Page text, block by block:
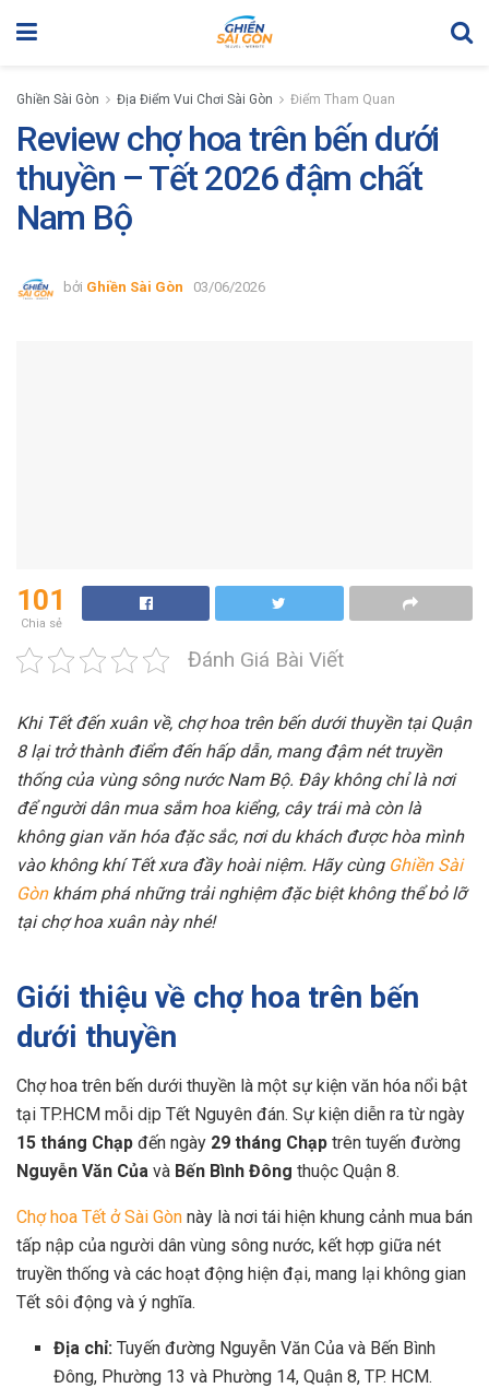
Ghiền Sài Gòn Địa Điểm Vui Chơi Sài Gòn Điểm Tham Quan
Review chợ hoa trên bến dưới
thuyền – Tết 2026 đậm chất
Nam Bộ
bởi Ghiền Sài Gòn 03/06/2026
101
Chia sẻ
Đánh Giá Bài Viết
Khi Tết đến xuân về, chợ hoa trên bến dưới thuyền tại Quận
8 lại trở thành điểm đến hấp dẫn, mang đậm nét truyền
thống của vùng sông nước Nam Bộ. Đây không chỉ là nơi
để người dân mua sắm hoa kiểng, cây trái mà còn là
không gian văn hóa đặc sắc, nơi du khách được hòa mình
vào không khí Tết xưa đầy hoài niệm. Hãy cùng Ghiền Sài
Gònkhám phá những trải nghiệm đặc biệt không thể bỏ lỡ
tại chợ hoa xuân này nhé!
Giới thiệu về chợ hoa trên bến
dưới thuyền
Chợ hoa trên bến dưới thuyền là một sự kiện văn hóa nổi bật
tại TP.HCM mỗi dịp Tết Nguyên đán. Sự kiện diễn ra từ ngày
15 tháng Chạp đến ngày 29 tháng Chạp trên tuyến đường
Nguyễn Văn Của và Bến Bình Đông thuộc Quận 8.
Chợ hoa Tết ở Sài Gòn này là nơi tái hiện khung cảnh mua bán
tấp nập của người dân vùng sông nước, kết hợp giữa nét
truyền thống và các hoạt động hiện đại, mang lại không gian
Tết sôi động và ý nghĩa.
Địa chỉ: Tuyến đường Nguyễn Văn Của và Bến Bình
Đông, Phường 13 và Phường 14, Quận 8, TP. HCM.